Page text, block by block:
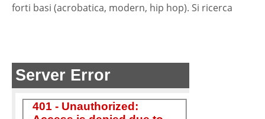
forti basi (acrobatica, modern, hip hop). Si ricerca